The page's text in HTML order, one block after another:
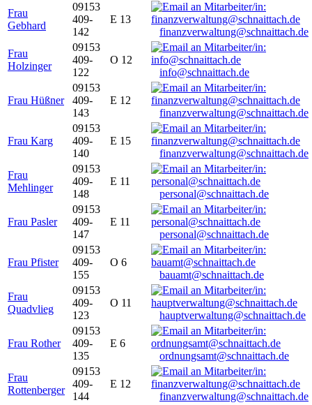
Frau
Gebhard
09153
409-
142
E 13
finanzverwaltung@schnaittach.de
Frau
Holzinger
09153
409-
122
O 12
info@schnaittach.de
Frau Hüßner
09153
409-
143
E 12
finanzverwaltung@schnaittach.de
Frau Karg
09153
409-
140
E 15
finanzverwaltung@schnaittach.de
Frau
Mehlinger
09153
409-
148
E 11
personal@schnaittach.de
Frau Pasler
09153
409-
147
E 11
personal@schnaittach.de
Frau Pfister
09153
409-
155
O 6
bauamt@schnaittach.de
Frau
Quadvlieg
09153
409-
123
O 11
hauptverwaltung@schnaittach.de
Frau Rother
09153
409-
135
E 6
ordnungsamt@schnaittach.de
Frau
Rottenberger
09153
409-
144
E 12
finanzverwaltung@schnaittach.de